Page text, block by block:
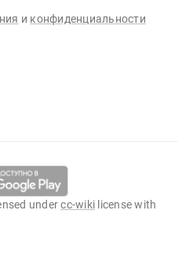
и конфиденциальности
undercc-wiki license with